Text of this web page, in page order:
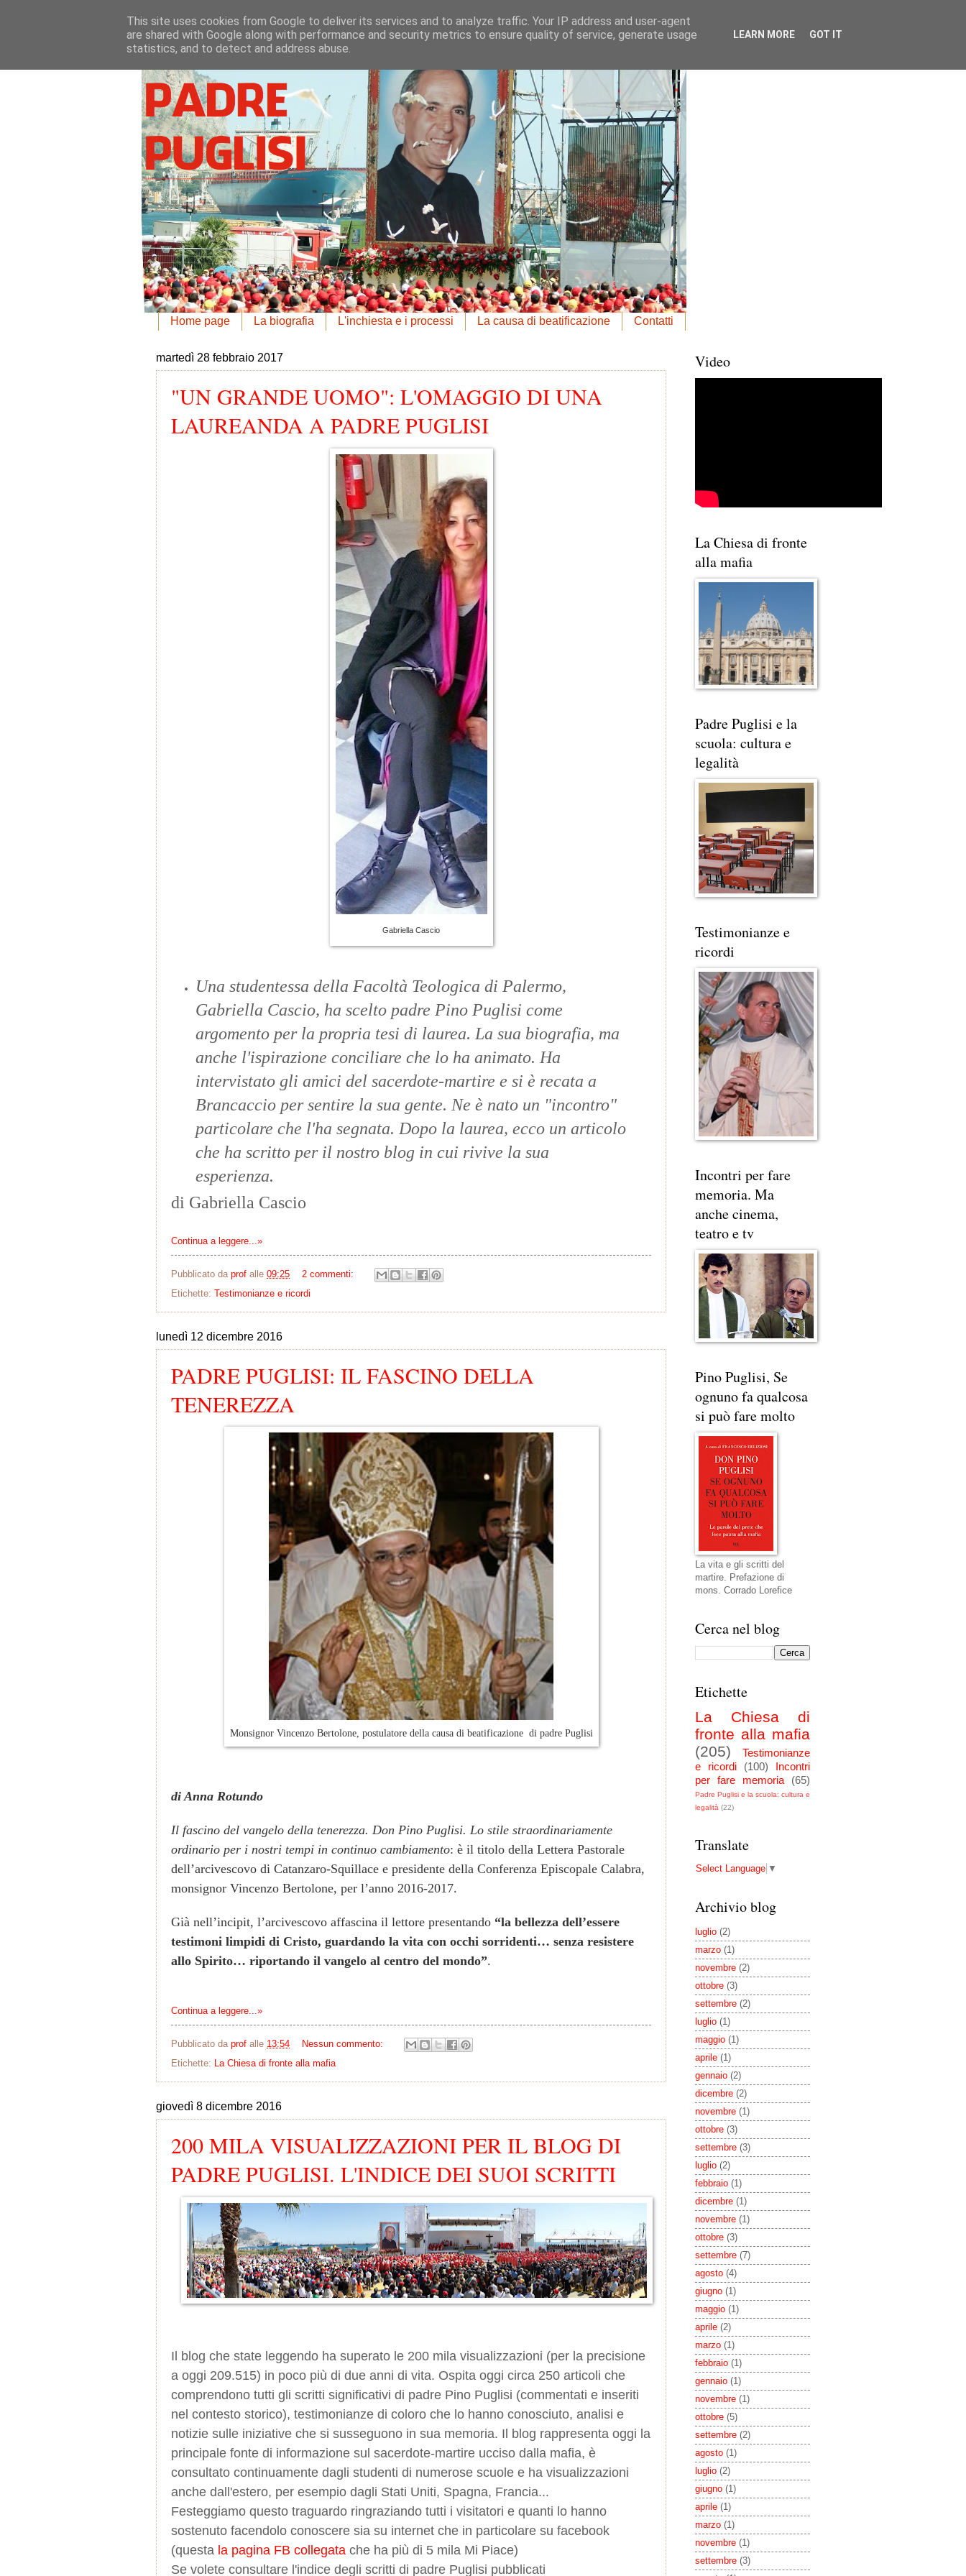
Home page La biografia L'inchiesta e i processi La causa di beatificazione Contatti
martedì 28 febbraio 2017
"UN GRANDE UOMO": L'OMAGGIO DI UNA
LAUREANDA A PADRE PUGLISI
Gabriella Cascio
Una studentessa della Facoltà Teologica di Palermo,
Gabriella Cascio, ha scelto padre Pino Puglisi come
argomento per la propria tesi di laurea. La sua biografia, ma
anche l'ispirazione conciliare che lo ha animato. Ha
intervistato gli amici del sacerdote-martire e si è recata a
Brancaccio per sentire la sua gente. Ne è nato un "incontro"
particolare che l'ha segnata. Dopo la laurea, ecco un articolo
che ha scritto per il nostro blog in cui rivive la sua
esperienza.
di Gabriella Cascio
Continua a leggere...»
Pubblicato da prof alle 09:25
2 commenti:
Etichette: Testimonianze e ricordi
lunedì 12 dicembre 2016
PADRE PUGLISI: IL FASCINO DELLA
TENEREZZA
Monsignor Vincenzo Bertolone, postulatore della causa di beatificazione di padre Puglisi
di Anna Rotundo
Il fascino del vangelo della tenerezza. Don Pino Puglisi. Lo stile straordinariamente
ordinario per i nostri tempi in continuo cambiamento: è il titolo della Lettera Pastorale
dell’arcivescovo di Catanzaro-Squillace e presidente della Conferenza Episcopale Calabra,
monsignor Vincenzo Bertolone, per l’anno 2016-2017.
Già nell’incipit, l’arcivescovo affascina il lettore presentando “la bellezza dell’essere
testimoni limpidi di Cristo, guardando la vita con occhi sorridenti… senza resistere
allo Spirito… riportando il vangelo al centro del mondo”.
Continua a leggere...»
Pubblicato da prof alle 13:54
Nessun commento:
Etichette:
La Chiesa di fronte alla mafia
giovedì 8 dicembre 2016
200 MILA VISUALIZZAZIONI PER IL BLOG DI
PADRE PUGLISI. L'INDICE DEI SUOI SCRITTI
Il blog che state leggendo ha superato le 200 mila visualizzazioni (per la precisione
a oggi 209.515) in poco più di due anni di vita. Ospita oggi circa 250 articoli che
comprendono tutti gli scritti significativi di padre Pino Puglisi (commentati e inseriti
nel contesto storico), testimonianze di coloro che lo hanno conosciuto, analisi e
notizie sulle iniziative che si susseguono in sua memoria. Il blog rappresenta oggi la
principale fonte di informazione sul sacerdote-martire ucciso dalla mafia, è
consultato continuamente dagli studenti di numerose scuole e ha visualizzazioni
anche dall'estero, per esempio dagli Stati Uniti, Spagna, Francia...
Festeggiamo questo traguardo ringraziando tutti i visitatori e quanti lo hanno
sostenuto facendolo conoscere sia su internet che in particolare su facebook
(questa la pagina FB collegata che ha più di 5 mila Mi Piace)
Se volete consultare l'indice degli scritti di padre Puglisi pubblicati
Video
La Chiesa di fronte
alla mafia
Padre Puglisi e la
scuola: cultura e
legalità
Testimonianze e
ricordi
Incontri per fare
memoria. Ma
anche cinema,
teatro e tv
Pino Puglisi, Se
ognuno fa qualcosa
si può fare molto
La vita e gli scritti del
martire. Prefazione di
mons. Corrado Lorefice
Cerca nel blog
Etichette
La Chiesa di
fronte alla mafia
(205)
Testimonianze
e ricordi
(100)
Incontri
per fare memoria
(65)
Padre Puglisi e la scuola: cultura e
legalità (22)
Translate
Select Language ▼
Archivio blog
luglio (2)
marzo (1)
novembre (2)
ottobre (3)
settembre (2)
luglio (1)
maggio (1)
aprile (1)
gennaio (2)
dicembre (2)
novembre (1)
ottobre (3)
settembre (3)
luglio (2)
febbraio (1)
dicembre (1)
novembre (1)
ottobre (3)
settembre (7)
agosto (4)
giugno (1)
maggio (1)
aprile (2)
marzo (1)
febbraio (1)
gennaio (1)
novembre (1)
ottobre (5)
settembre (2)
agosto (1)
luglio (2)
giugno (1)
aprile (1)
marzo (1)
novembre (1)
settembre (3)
This site uses cookies from Google to deliver its services and to analyze traffic. Your IP address and user-agent
are shared with Google along with performance and security metrics to ensure quality of service, generate usage
statistics, and to detect and address abuse.
LEARN MORE GOT IT